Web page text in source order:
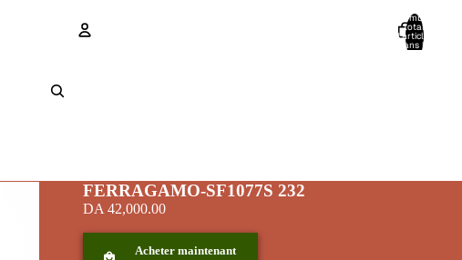
Nombre
total
d’articles
dans le
FERRAGAMO-SF1077S 232
DA 42,000.00
Acheter maintenant